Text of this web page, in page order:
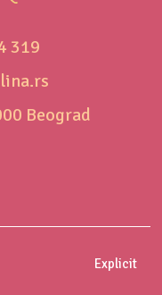
319
Beograd
Explicit